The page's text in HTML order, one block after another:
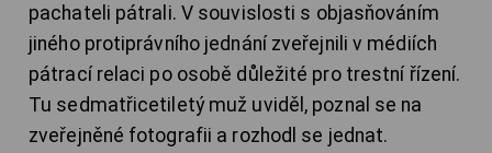
pachateli pátrali. V souvislosti s objasňováním
jiného protiprávního jednání zveřejnili v médiích
pátrací relaci po osobě důležité pro trestní řízení.
Tu sedmatřicetiletý muž uviděl, poznal se na
zveřejněné fotografii a rozhodl se jednat.